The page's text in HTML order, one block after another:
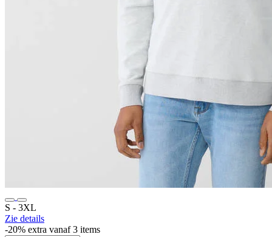
S ‐ 3XL
Zie details
-20% extra vanaf 3 items